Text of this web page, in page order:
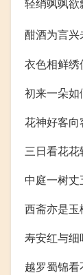
酣酒为言
衣色相鲜绣
初来一朵如
花神好客向
三日看花花
中庭一树丈
西斋亦是玉
寿安红与细
越罗蜀锦看